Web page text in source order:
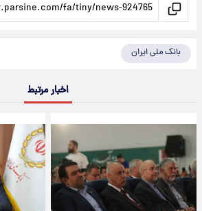
بانک ملی ایران
اخبار مرتبط